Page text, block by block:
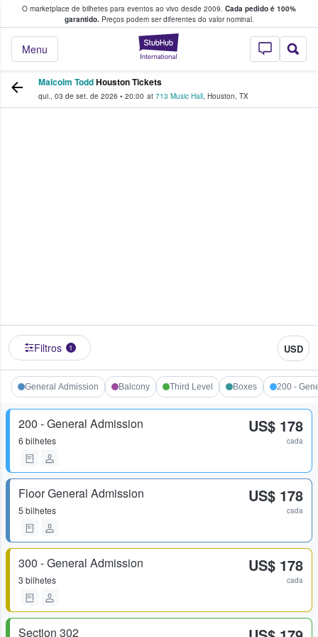
O marketplace de bilhetes para eventos ao vivo desde 2009. Cada pedido é 100%
garantido.Preços podem ser diferentes do valor nominal.
StubHub – onde
Menu
fãs compram e vendem bilhetes
Malcolm ToddHouston Tickets
qui., 03 de set. de 2026 • 20:00 at 713 Music Hall, Houston, TX
Filtros 1 USD
General Admission Balcony Third Level Boxes 200 -
200 - General Admission
6 bilhetes
US$ 178
cada
Floor General Admission
5 bilhetes
US$ 178
cada
300 - General Admission
3 bilhetes
US$ 178
cada
Section 302